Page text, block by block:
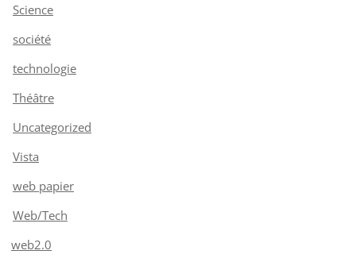
Science
société
technologie
Théâtre
Uncategorized
Vista
web papier
Web/Tech
web2.0